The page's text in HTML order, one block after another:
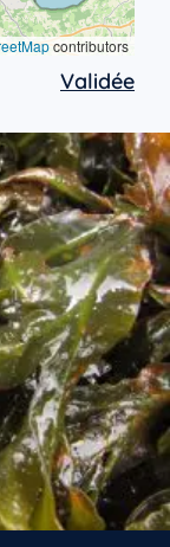
contributors
Validée